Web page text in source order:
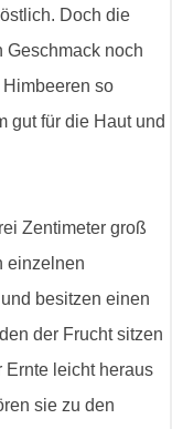
Doch die
Geschmack noch
so
gut für die Haut und
Zentimeter groß
einzelnen
besitzen einen
der Frucht sitzen
Ernte leicht heraus
sie zu den